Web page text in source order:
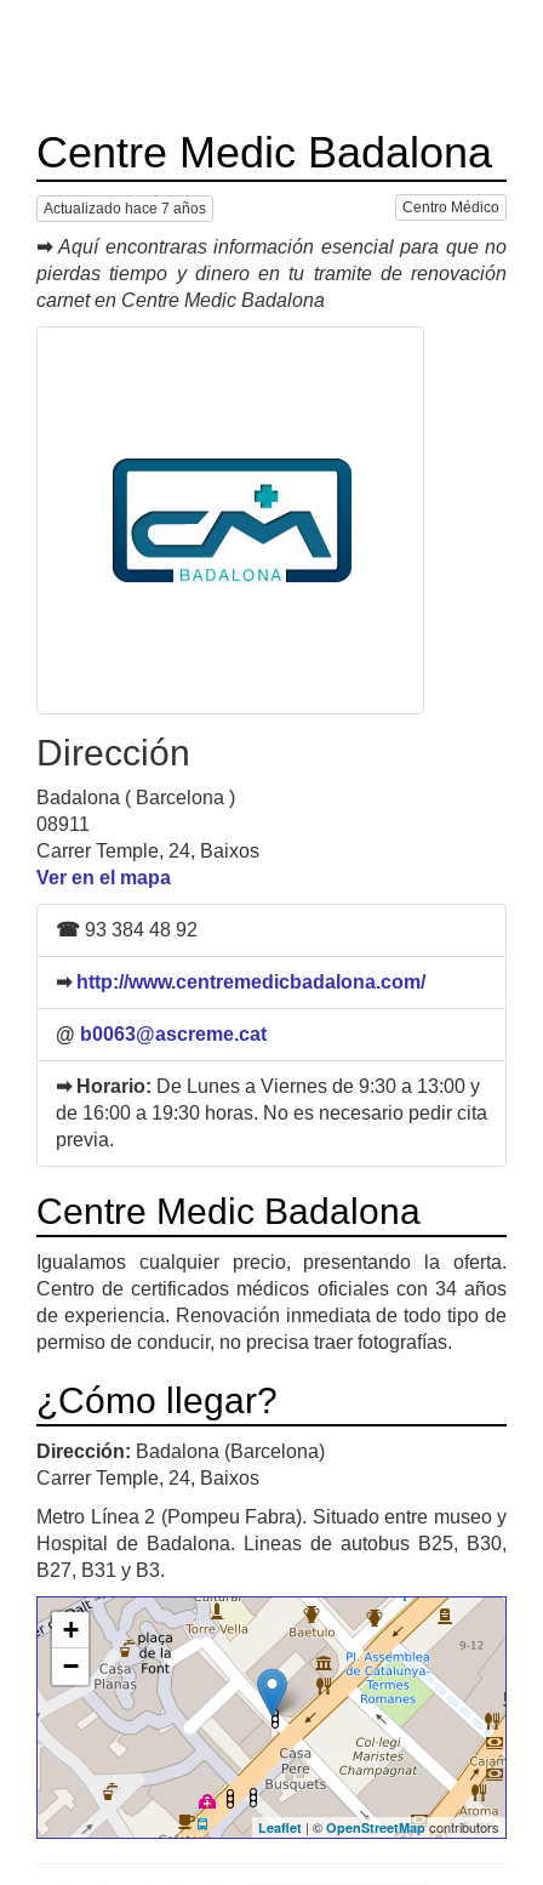
Centre Medic Badalona
Actualizado hace 7 años Centro Médico
➡ Aquí encontraras información esencial para que no
pierdas tiempo y dinero en tu tramite de renovación
carnet en Centre Medic Badalona
Dirección
Badalona ( Barcelona )
08911
Carrer Temple, 24, Baixos
Ver en el mapa
☎ 93 384 48 92
➡ http://www.centremedicbadalona.com/
@ b0063@ascreme.cat
➡ Horario: De Lunes a Viernes de 9:30 a 13:00 y
de 16:00 a 19:30 horas. No es necesario pedir cita
previa.
Centre Medic Badalona
Igualamos cualquier precio, presentando la oferta.
Centro de certificados médicos oficiales con 34 años
de experiencia. Renovación inmediata de todo tipo de
permiso de conducir, no precisa traer fotografías.
¿Cómo llegar?
Dirección: Badalona (Barcelona)
Carrer Temple, 24, Baixos
Metro Línea 2 (Pompeu Fabra). Situado entre museo y
Hospital de Badalona. Lineas de autobus B25, B30,
B27, B31 y B3.
+
−
Leaflet | © OpenStreetMapcontributors